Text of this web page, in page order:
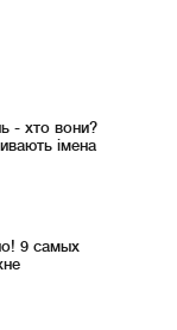
- хто вони?
імена
9 самых